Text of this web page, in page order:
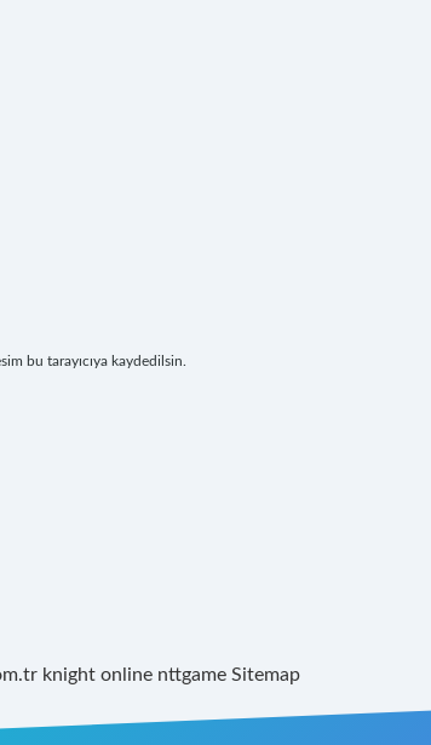
bu tarayıcıya kaydedilsin.
knight online nttgame Sitemap